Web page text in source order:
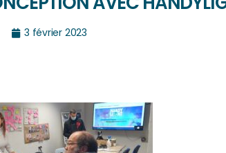
3 février 2023